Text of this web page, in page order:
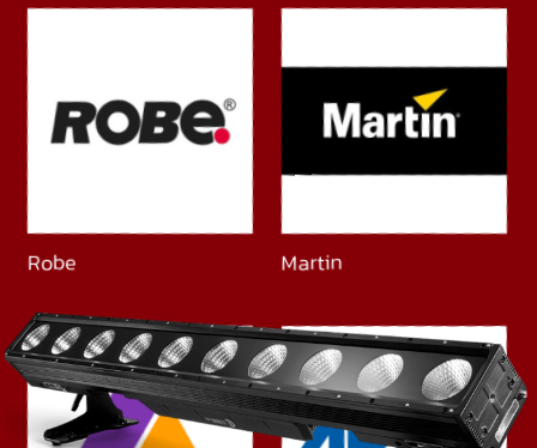
Robe Martin